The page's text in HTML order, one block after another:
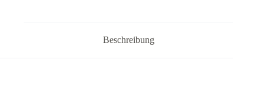
Beschreibung